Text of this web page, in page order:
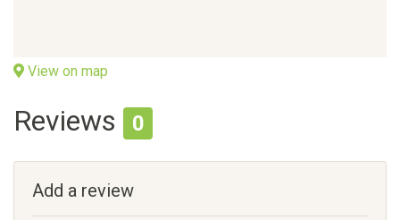
View on map
Reviews 0
Add a review